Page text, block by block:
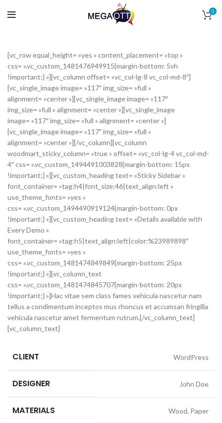
0
[vc_row equal_height= »yes » content_placement= »top »
css= ».vc_custom_1481476949915{margin-bottom: 5vh
!important;} »][vc_column offset= »vc_col-lg-8 vc_col-md-8″]
[vc_single_image image= »117″ img_size= »full »
alignment= »center »][vc_single_image image= »117″
img_size= »full » alignment= »center »][vc_single_image
image= »117″ img_size= »full » alignment= »center »]
[vc_single_image image= »117″ img_size= »full »
alignment= »center »][/vc_column][vc_column
woodmart_sticky_column= »true » offset= »vc_col-lg-4 vc_col-md-
4″ css= ».vc_custom_1494491003828{margin-bottom: 15px
!important;} »][vc_custom_heading text= »Sticky Sidebar »
font_container= »tag:h4|font_size:46|text_align:left »
use_theme_fonts= »yes »
css= ».vc_custom_1494490919124{margin-bottom: 0px
!important;} »][vc_custom_heading text= »Details available with
Every Demo »
font_container= »tag:h5|text_align:left|color:%23989898″
use_theme_fonts= »yes »
css= ».vc_custom_1481474849849{margin-bottom: 25px
!important;} »][vc_column_text
css= ».vc_custom_1481474845707{margin-bottom: 20px
!important;} »]Hac vitae sem class fames vehicula nascetur nam
tellus a condimentum inceptos mus rhoncus et accumsan fringilla
vehicula nascetur amet fermentum rutrum.[/vc_column_text]
[vc_column_text]
CLIENT WordPress
DESIGNER John Doe
MATERIALS Wood, Paper